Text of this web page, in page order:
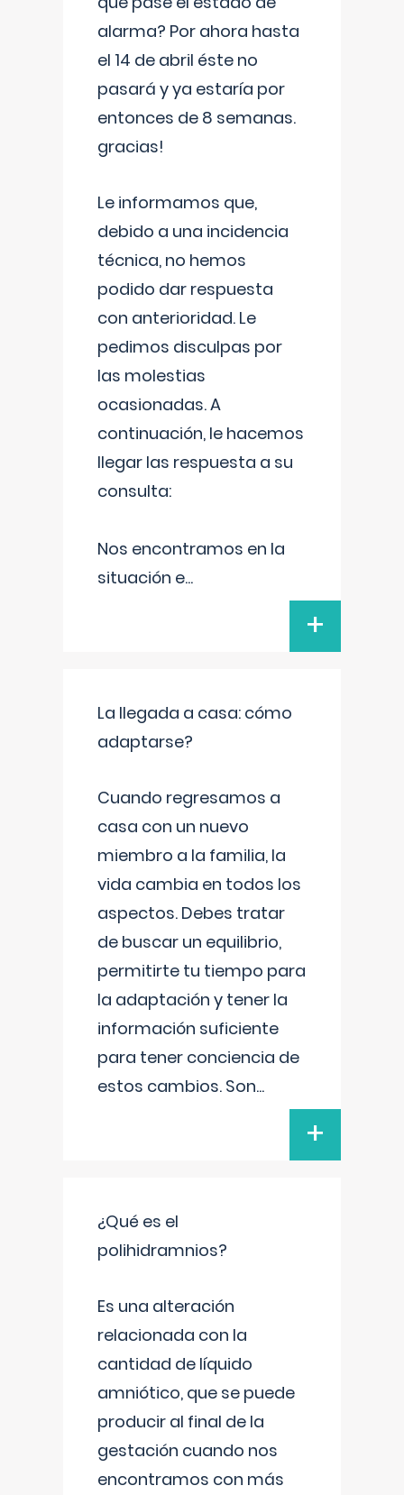
alarma? Por ahora hasta
el 14 de abril éste no
pasará y ya estaría por
entonces de 8 semanas.
gracias!
Le informamos que,
debido a una incidencia
técnica, no hemos
podido dar respuesta
con anterioridad. Le
pedimos disculpas por
las molestias
ocasionadas. A
continuación, le hacemos
llegar las respuesta a su
consulta:
Nos encontramos en la
situación e...
+
La llegada a casa: cómo
adaptarse?
Cuando regresamos a
casa con un nuevo
miembro a la familia, la
vida cambia en todos los
aspectos. Debes tratar
de buscar un equilibrio,
permitirte tu tiempo para
la adaptación y tener la
información suficiente
para tener conciencia de
estos cambios. Son...
+
¿Qué es el
polihidramnios?
Es una alteración
relacionada con la
cantidad de líquido
amniótico, que se puede
producir al final de la
gestación cuando nos
encontramos con más